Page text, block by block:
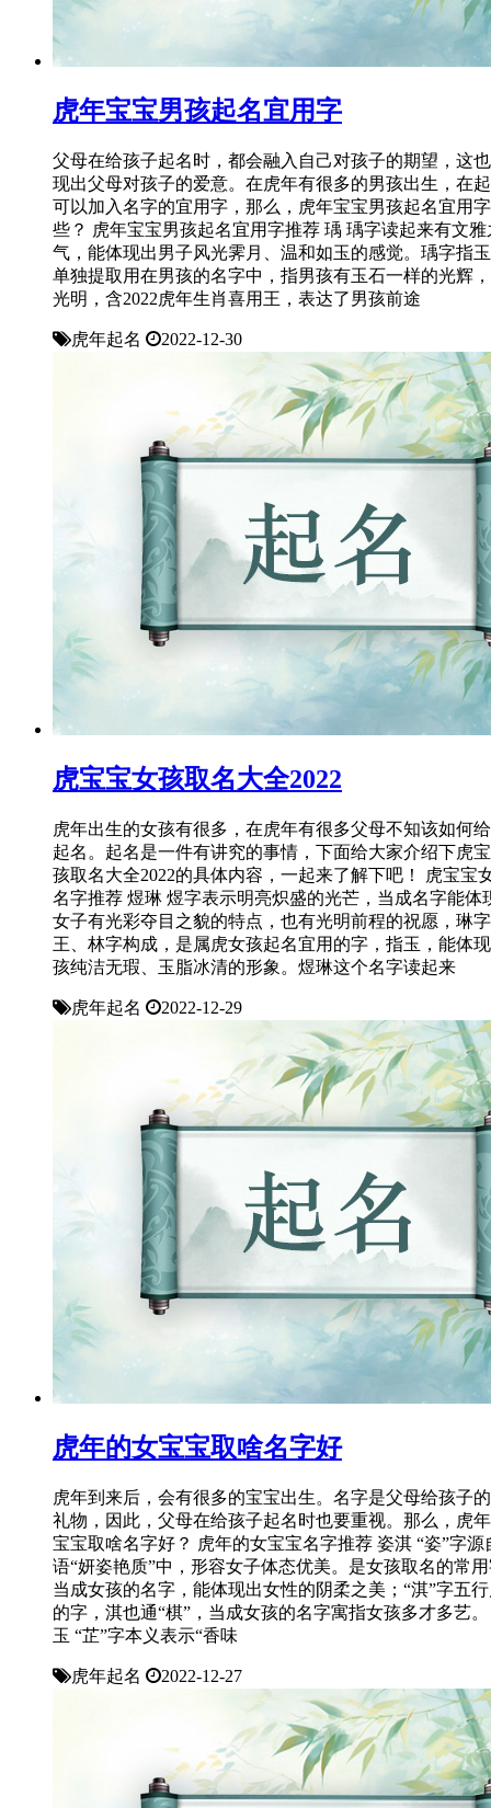
虎年宝宝男孩起名宜用字
父母在给孩子起名时，都会融入自己对孩子的期望，这
现出父母对孩子的爱意。在虎年有很多的男孩出生，在
可以加入名字的宜用字，那么，虎年宝宝男孩起名宜用
些？ 虎年宝宝男孩起名宜用字推荐 瑀 瑀字读起来有文雅
气，能体现出男子风光霁月、温和如玉的感觉。瑀字指
单独提取用在男孩的名字中，指男孩有玉石一样的光辉
光明，含2022虎年生肖喜用王，表达了男孩前途
虎年起名 2022-12-30
虎宝宝女孩取名大全2022
虎年出生的女孩有很多，在虎年有很多父母不知该如何
起名。起名是一件有讲究的事情，下面给大家介绍下虎
孩取名大全2022的具体内容，一起来了解下吧！ 虎宝宝
名字推荐 煜琳 煜字表示明亮炽盛的光芒，当成名字能体
女子有光彩夺目之貌的特点，也有光明前程的祝愿，琳
王、林字构成，是属虎女孩起名宜用的字，指玉，能体
孩纯洁无瑕、玉脂冰清的形象。煜琳这个名字读起来
虎年起名 2022-12-29
虎年的女宝宝取啥名字好
虎年到来后，会有很多的宝宝出生。名字是父母给孩子
礼物，因此，父母在给孩子起名时也要重视。那么，虎
宝宝取啥名字好？ 虎年的女宝宝名字推荐 姿淇 “姿”字源
语“妍姿艳质”中，形容女子体态优美。是女孩取名的常
当成女孩的名字，能体现出女性的阴柔之美；“淇”字五
的字，淇也通“棋”，当成女孩的名字寓指女孩多才多艺
玉 “芷”字本义表示“香味
虎年起名 2022-12-27